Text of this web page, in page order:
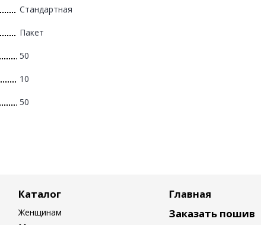
Стандартная
Пакет
50
10
50
Каталог
Женщинам
Главная
Заказать пошив